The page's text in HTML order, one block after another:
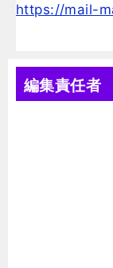
https://mail-
編集責任者